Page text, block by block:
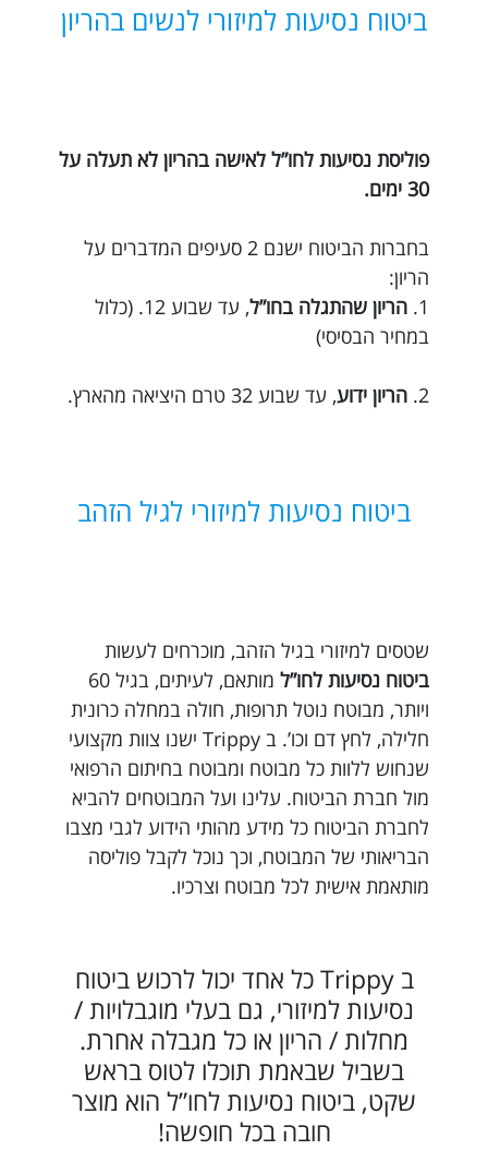
ביטוח נסיעות למיזורי לנשים בהריון
פוליסת נסיעות לחו”ל לאישה בהריון לא תעלה על
30 ימים.
בחברות הביטוח ישנם 2 סעיפים המדברים על
הריון:
1. הריון שהתגלה בחו”ל
, עד שבוע 12. (כלול
במחיר הבסיסי)
2. הריון ידוע, עד שבוע 32 טרם היציאה מהארץ.
ביטוח נסיעות למיזורי לגיל הזהב
שטסים למיזורי בגיל הזהב, מוכרחים לעשות
ביטוח נסיעות לחו”ל
מותאם, לעיתים, בגיל 60
ויותר, מבוטח נוטל תרופות, חולה במחלה כרונית
חלילה, לחץ דם וכו’. ב Trippy ישנו צוות מקצועי
שנחוש ללוות כל מבוטח ומבוטח בחיתום הרפואי
מול חברת הביטוח. עלינו ועל המבוטחים להביא
לחברת הביטוח כל מידע מהותי הידוע לגבי מצבו
הבריאותי של המבוטח, וכך נוכל לקבל פוליסה
מותאמת אישית לכל מבוטח וצרכיו.
ב Trippy כל אחד יכול לרכוש ביטוח
נסיעות למיזורי, גם בעלי מוגבלויות /
מחלות / הריון או כל מגבלה אחרת.
בשביל שבאמת תוכלו לטוס בראש
שקט, ביטוח נסיעות לחו”ל הוא מוצר
חובה בכל חופשה!